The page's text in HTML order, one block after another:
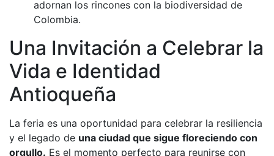
adornan los rincones con la biodiversidad de
Colombia.
Una Invitación a Celebrar la
Vida e Identidad
Antioqueña
La feria es una oportunidad para celebrar la resiliencia
y el legado de una ciudad que sigue floreciendo con
orgullo. Es el momento perfecto para reunirse con